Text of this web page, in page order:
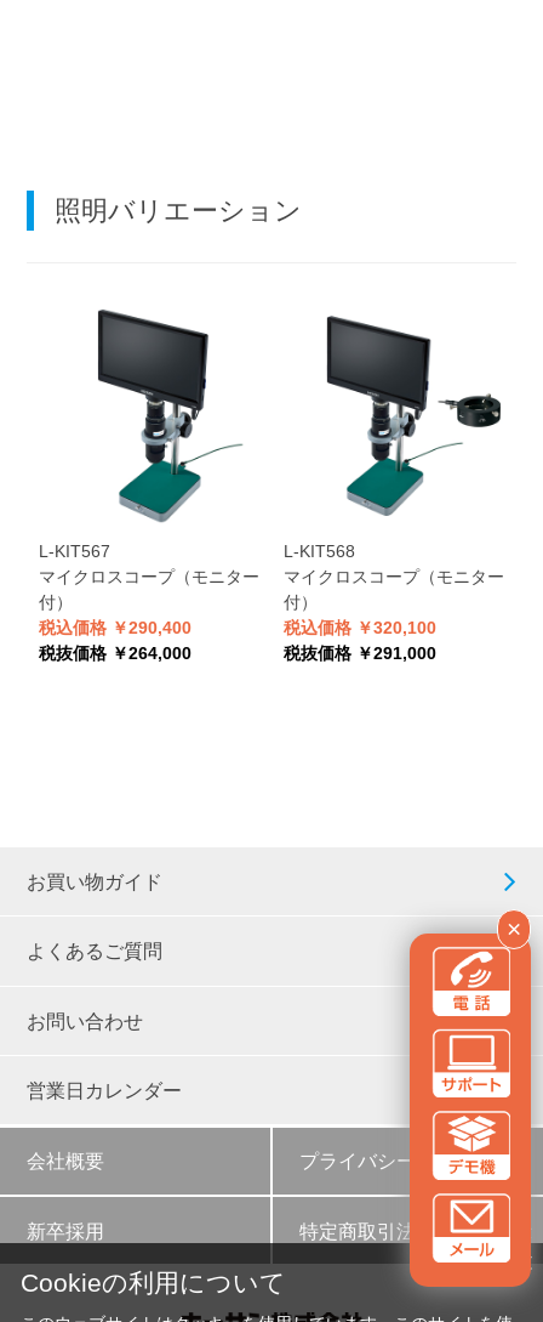
×
照明バリエーション
L-KIT567
マイクロスコープ（モニター
付）
税込価格 ￥290,400
税抜価格 ￥264,000
L-KIT568
マイクロスコープ（モニター
付）
税込価格 ￥320,100
税抜価格 ￥291,000
お買い物ガイド
よくあるご質問
お問い合わせ
営業日カレンダー
会社概要 プライバシーポリシー
新卒採用 特定商取引法に基づく表示
✕
Cookieの利用について